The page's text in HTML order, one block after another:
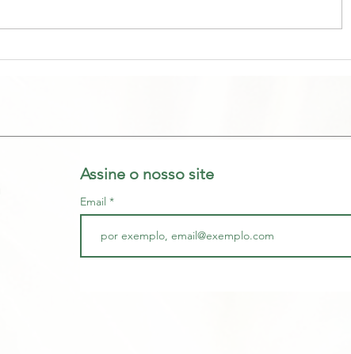
Assine o nosso site
Email